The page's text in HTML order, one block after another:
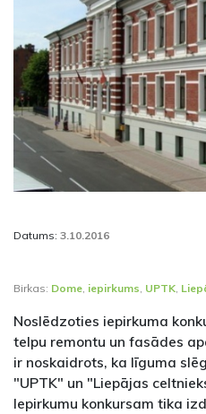
Datums: 3.10.2016
Birkas: Dome, iepirkums, UPTK,
Noslēdzoties iepirkuma
telpu remontu un fasādes
ir noskaidrots, ka līguma
"UPTK" un "Liepājas
Iepirkumu konkursam tika